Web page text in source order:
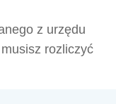
z urzędu
rozliczyć